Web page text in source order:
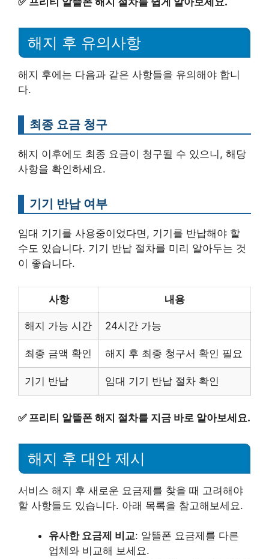
해지 후 유의사항
해지 후에는 다음과 같은 사항들을 유의해야 합니
다.
최종 요금 청구
해지 이후에도 최종 요금이 청구될 수 있으니, 해당
사항을 확인하세요.
기기 반납 여부
임대 기기를 사용중이었다면, 기기를 반납해야 할
수도 있습니다. 기기 반납 절차를 미리 알아두는 것
이 좋습니다.
사항 내용
해지 가능 시간 24시간 가능
최종 금액 확인 해지 후 최종 청구서 확인 필요
기기 반납 임대 기기 반납 절차 확인
✅ 프리티 알뜰폰 해지 절차를 지금 바로 알아보세요.
해지 후 대안 제시
서비스 해지 후 새로운 요금제를 찾을 때 고려해야
할 사항들도 있습니다. 아래 목록을 참고해보세요.
유사한 요금제 비교: 알뜰폰 요금제를 다른
업체와 비교해 보세요.